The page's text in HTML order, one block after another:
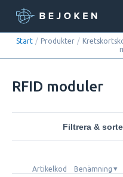
Start / Produkter /
RFID moduler
Filtrera &
Artikelkod Benämning